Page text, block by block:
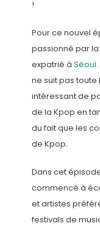
!
Pour ce nouvel
passionné par
expatrié à Séoul
ne suit pas toute
intéressant de
de la Kpop en
du fait que les
de Kpop.
Dans cet
commencé à
et artistes
festivals de